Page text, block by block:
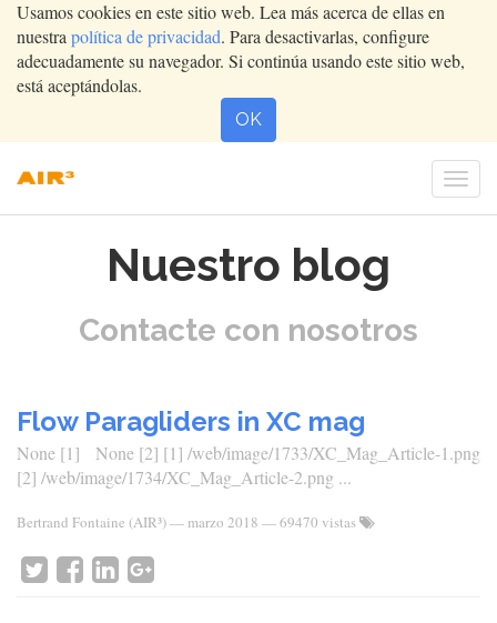
Usamos cookies en este sitio web. Lea más acerca de ellas en
nuestra política de privacidad. Para desactivarlas, configure
adecuadamente su navegador. Si continúa usando este sitio web,
está aceptándolas.
OK
Nuestro blog
Contacte con nosotros
Flow Paragliders in XC mag
None [1] None [2] [1] /web/image/1733/XC_Mag_Article-1.png
[2] /web/image/1734/XC_Mag_Article-2.png ...
Bertrand Fontaine (AIR³)— marzo 2018 — 69470 vistas